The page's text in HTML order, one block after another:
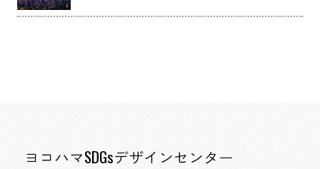
ヨコハマSDGsデザインセンター